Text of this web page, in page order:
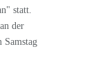
statt.
der
Samstag